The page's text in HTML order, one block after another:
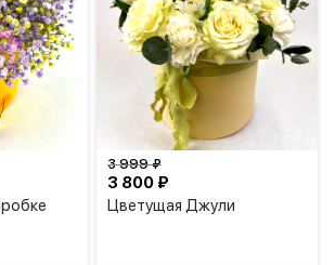
Цветущая Джули
3 800 ₽
3 999 ₽